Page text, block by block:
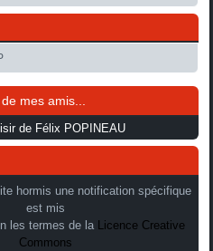
mes amis...
de Félix POPINEAU
hormis une notification spécifique
est mis
les termes de la
Licence Creative
Commons